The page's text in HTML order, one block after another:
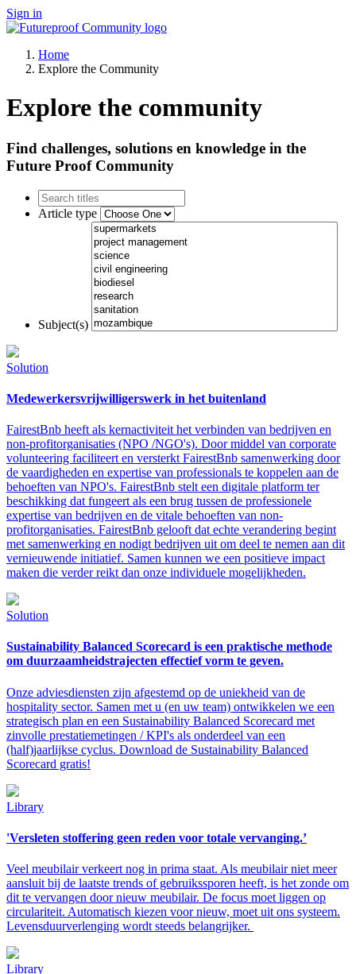
Sign in
Home
Explore the Community
Explore the community
Find challenges, solutions en knowledge in the
Future Proof Community
Article type
Subject(s)
Solution
Medewerkersvrijwilligerswerk in het buitenland
FairestBnb heeft als kernactiviteit het verbinden van bedrijven en
non-profitorganisaties (NPO /NGO's). Door middel van corporate
volunteering faciliteert en versterkt FairestBnb samenwerking door
de vaardigheden en expertise van professionals te koppelen aan de
behoeften van NPO's. FairestBnb stelt een digitale platform ter
beschikking dat fungeert als een brug tussen de professionele
expertise van bedrijven en de vitale behoeften van non-
profitorganisaties. FairestBnb gelooft dat echte verandering begint
met samenwerking en nodigt bedrijven uit om deel te nemen aan dit
vernieuwende initiatief. Samen kunnen we een positieve impact
maken die verder reikt dan onze individuele mogelijkheden.
Solution
Sustainability Balanced Scorecard is een praktische methode
om duurzaamheidstrajecten effectief vorm te geven.
Onze adviesdiensten zijn afgestemd op de uniekheid van de
hospitality sector. Samen met u (en uw team) ontwikkelen we een
strategisch plan en een Sustainability Balanced Scorecard met
zinvolle prestatiemetingen / KPI's als onderdeel van een
(half)jaarlijkse cyclus. Download de Sustainability Balanced
Scorecard gratis!
Library
'Versleten stoffering geen reden voor totale vervanging.’
Veel meubilair verkeert nog in prima staat. Als meubilair niet meer
aansluit bij de laatste trends of gebruikssporen heeft, is het zonde om
dit te vervangen door nieuw meubilair. De focus moet liggen op
circulariteit. Automatisch kiezen voor nieuw, moet uit ons systeem.
Levensduurverlenging wordt steeds belangrijker.
Library